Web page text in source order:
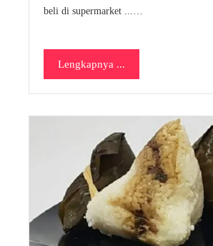
beli di supermarket ...…
Lengkapnya ...